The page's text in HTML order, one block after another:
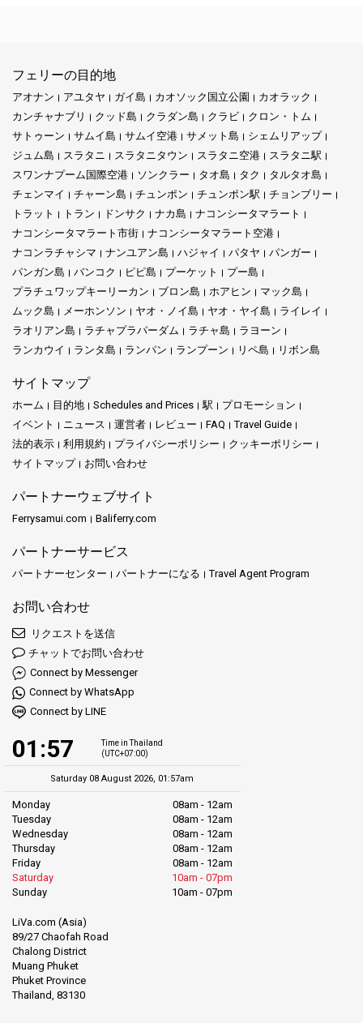
フェリーの目的地
アオナン アユタヤ ガイ島 カオソック国立公園
カオラック
カンチャナブリ
クッド島 クラダン島 クラビ
クロン・トム
サトゥーン
サムイ島 サムイ空港 サメット島
シェムリアップ
ジュム島
スラタニ スラタニタウン スラタニ空港
スラタニ駅
スワンナプーム国際空港
ソンクラー タオ島 タク
タルタオ島
チェンマイ
チャーン島 チュンポン チュンポン駅
チョンブリー
トラット
トラン ドンサク ナカ島
ナコンシータマラート
ナコンシータマラート市街
ナコンシータマラート空港
ナコンラチャシマ
ナンユアン島 ハジャイ パタヤ
パンガー
パンガン島
バンコク ピピ島 プーケット
プー島
プラチュワップキーリーカン
ブロン島 ホアヒン
マック島
ムック島
メーホンソン ヤオ・ノイ島 ヤオ・ヤイ島
ライレイ
ラオリアン島
ラチャプラパーダム ラチャ島
ラヨーン
ランカウイ
ランタ島 ランパン ランプーン リペ島 リボン島
サイトマップ
ホーム 目的地 Schedules and Prices 駅
プロモーション
イベント
ニュース 運営者 レビュー FAQ
Travel Guide
法的表示
利用規約 プライバシーポリシー
クッキーポリシー
サイトマップ
お問い合わせ
パートナーウェブサイト
Ferrysamui.com Baliferry.com
パートナーサービス
パートナーセンター パートナーになる Travel Agent Program
お問い合わせ
リクエストを送信
チャットでお問い合わせ
Connect by Messenger
Connect by WhatsApp
Connect by LINE
01:57
Time in Thailand
(UTC+07:00)
Saturday 08 August 2026, 01:57am
Monday
08am - 12am
Tuesday
08am - 12am
Wednesday
08am - 12am
Thursday
08am - 12am
Friday
08am - 12am
Saturday
10am - 07pm
Sunday
10am - 07pm
LiVa.com (Asia)
89/27 Chaofah Road
Chalong District
Muang Phuket
Phuket Province
Thailand, 83130